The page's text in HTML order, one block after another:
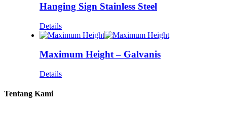
Hanging Sign Stainless Steel
Details
Maximum Height – Galvanis
Details
Tentang Kami